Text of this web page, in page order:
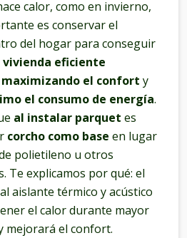
calor, como en invierno,
es conservar el
del hogar para conseguir
vivienda eficiente
maximizando el confort y
el consumo de energía.
al instalar parquet es
corcho como base en lugar
polietileno u otros
Te explicamos por qué: el
aislante térmico y acústico
el calor durante mayor
mejorará el confort.